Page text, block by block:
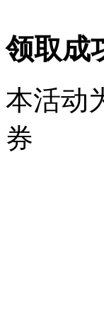
领取成
本活动
券